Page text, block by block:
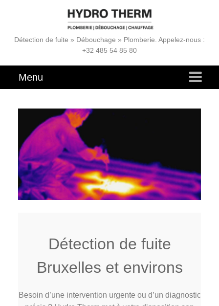
Détection de fuite » Débouchage » Plomberie. Appelez-nous :
+32 485 54 85 80
Menu
Détection de fuite
Bruxelles et environs
Besoin d’une intervention urgente ou d’un diagnostic